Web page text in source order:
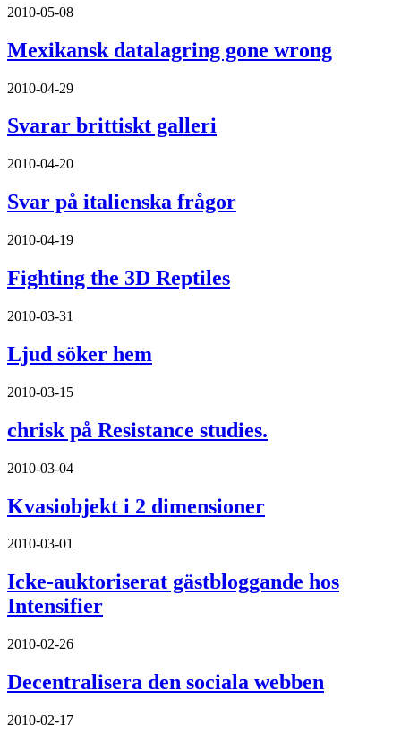
2010-05-08
Mexikansk datalagring gone wrong
2010-04-29
Svarar brittiskt galleri
2010-04-20
Svar på italienska frågor
2010-04-19
Fighting the 3D Reptiles
2010-03-31
Ljud söker hem
2010-03-15
chrisk på Resistance studies.
2010-03-04
Kvasiobjekt i 2 dimensioner
2010-03-01
Icke-auktoriserat gästbloggande hos
Intensifier
2010-02-26
Decentralisera den sociala webben
2010-02-17